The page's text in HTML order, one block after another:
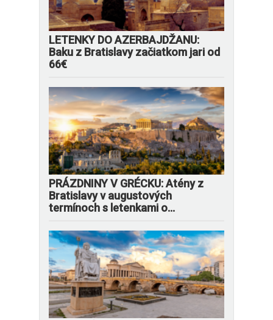
LETENKY DO AZERBAJDŽANU:
Baku z Bratislavy začiatkom jari od
66€
PRÁZDNINY V GRÉCKU: Atény z
Bratislavy v augustových
termínoch s letenkami o...